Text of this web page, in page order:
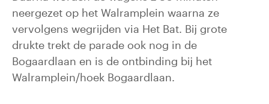
neergezet op het Walramplein waarna ze
vervolgens wegrijden via Het Bat. Bij grote
drukte trekt de parade ook nog in de
Bogaardlaan en is de ontbinding bij het
Walramplein/hoek Bogaardlaan.